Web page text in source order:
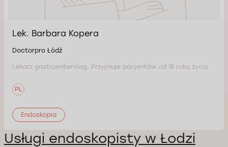
Lek. Barbara Kopera
Doctorpro Łódź
Lekarz gastroenterolog. Przyjmuje pacjentów od 18 roku życia.
PL
Endoskopia
Usługi endoskopisty w Łodzi